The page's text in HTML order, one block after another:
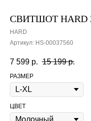
СВИТШОТ HARD
HARD
Артикул: HS-00037560
7 599 р. 15 199 р.
РАЗМЕР
ЦВЕТ